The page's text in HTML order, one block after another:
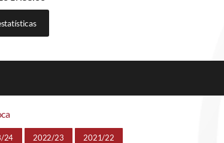
24 2022/23 2021/22